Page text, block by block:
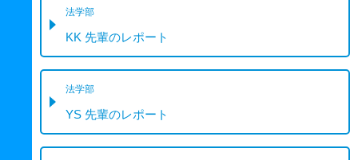
法学部
KK 先輩のレポート
法学部
YS 先輩のレポート